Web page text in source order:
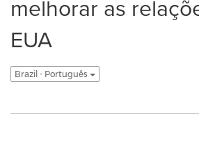
melhorar as
EUA
Brazil - Português